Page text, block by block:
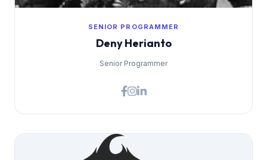
SENIOR PROGRAMMER
Deny Herianto
Senior Programmer